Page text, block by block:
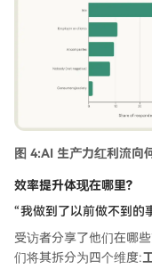
图 4:AI 生产力红利流向
效率提升体现在哪里?
“我做到了以前做不到的
受访者分享了他们在哪
们将其拆分为四个维度: